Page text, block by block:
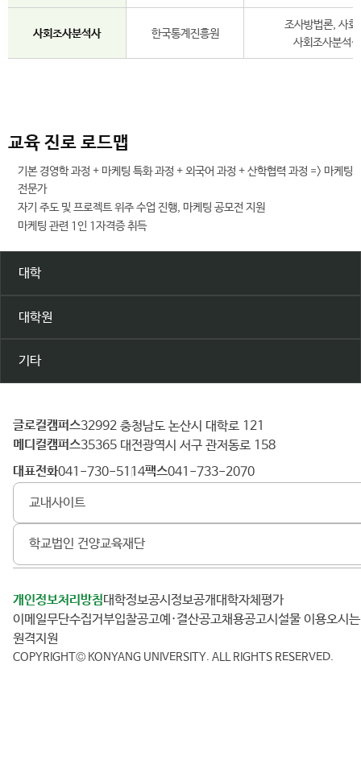
사회조사분석사 한국통계진흥원
조사방법론, 사회
사회조사분석
교육 진로 로드맵
기본 경영학 과정 + 마케팅 특화 과정 + 외국어 과정 + 산학협력 과정 => 마케팅
전문가
자기 주도 및 프로젝트 위주 수업 진행, 마케팅 공모전 지원
마케팅 관련 1인 1자격증 취득
대학
대학원
기타
건
양
대
학
글로컬캠퍼스 32992 충청남도 논산시 대학로 121
메디컬캠퍼스 35365 대전광역시 서구 관저동로 158
대표전화 041-730-5114 팩스 041-733-2070
교내사이트
학교법인 건양교육재단
개인정보처리방침 대학정보공시 정보공개
대학자체평가
이메일무단수집거부
입찰공고 예·결산공고 채용공고 시설물 이용
오시
원격지원
COPYRIGHT© KONYANG UNIVERSITY. ALL RIGHTS RESERVED.